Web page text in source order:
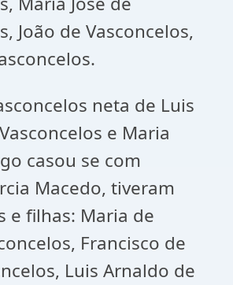
João de Vasconcelos,
neta de Luis
e Maria
casou se com
Macedo, tiveram
e filhas: Maria de
Francisco de
Luis Arnaldo de